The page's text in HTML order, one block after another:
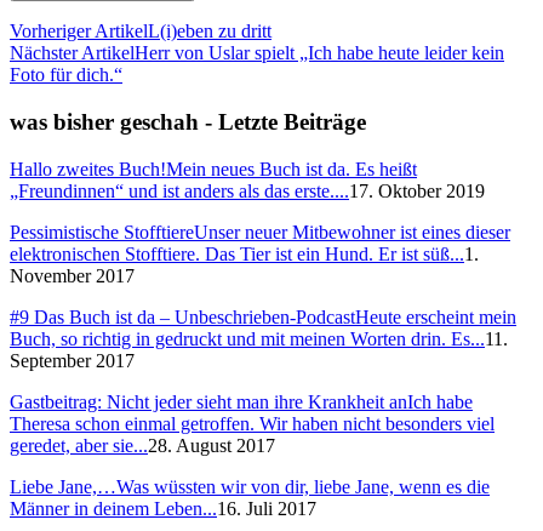
Vorheriger ArtikelL(i)eben zu dritt
Nächster ArtikelHerr von Uslar spielt „Ich habe heute leider kein
Foto für dich.“
was bisher geschah - Letzte Beiträge
Hallo zweites Buch!Mein neues Buch ist da. Es heißt
„Freundinnen“ und ist anders als das erste....17. Oktober 2019
Pessimistische StofftiereUnser neuer Mitbewohner ist eines dieser
elektronischen Stofftiere. Das Tier ist ein Hund. Er ist süß...1.
November 2017
#9 Das Buch ist da – Unbeschrieben-PodcastHeute erscheint mein
Buch, so richtig in gedruckt und mit meinen Worten drin. Es...11.
September 2017
Gastbeitrag: Nicht jeder sieht man ihre Krankheit anIch habe
Theresa schon einmal getroffen. Wir haben nicht besonders viel
geredet, aber sie...28. August 2017
Liebe Jane,…Was wüssten wir von dir, liebe Jane, wenn es die
Männer in deinem Leben...16. Juli 2017